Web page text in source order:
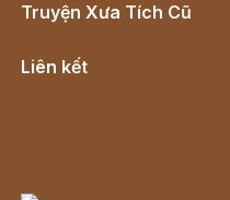
Truyện Xưa Tích Cũ
Liên kết